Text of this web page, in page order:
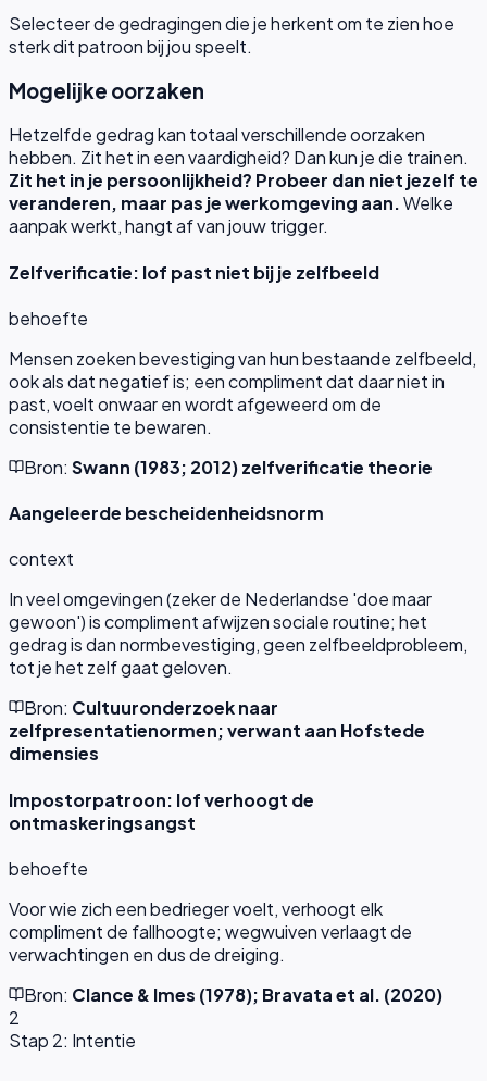
Selecteer de gedragingen die je herkent om te zien hoe
sterk dit patroon bij jou speelt.
Mogelijke oorzaken
Hetzelfde gedrag kan totaal verschillende oorzaken
hebben. Zit het in een vaardigheid? Dan kun je die trainen.
Zit het in je persoonlijkheid? Probeer dan niet jezelf te
veranderen, maar pas je werkomgeving aan.Welke
aanpak werkt, hangt af van jouw trigger.
Zelfverificatie: lof past niet bij je zelfbeeld
behoefte
Mensen zoeken bevestiging van hun bestaande zelfbeeld,
ook als dat negatief is; een compliment dat daar niet in
past, voelt onwaar en wordt afgeweerd om de
consistentie te bewaren.
Bron: Swann (1983; 2012) zelfverificatie theorie
Aangeleerde bescheidenheidsnorm
context
In veel omgevingen (zeker de Nederlandse 'doe maar
gewoon') is compliment afwijzen sociale routine; het
gedrag is dan normbevestiging, geen zelfbeeldprobleem,
tot je het zelf gaat geloven.
Bron: Cultuuronderzoek naar
zelfpresentatienormen; verwant aan Hofstede
dimensies
Impostorpatroon: lof verhoogt de
ontmaskeringsangst
behoefte
Voor wie zich een bedrieger voelt, verhoogt elk
compliment de fallhoogte; wegwuiven verlaagt de
verwachtingen en dus de dreiging.
Bron: Clance & Imes (1978); Bravata et al. (2020)
2
Stap 2: Intentie